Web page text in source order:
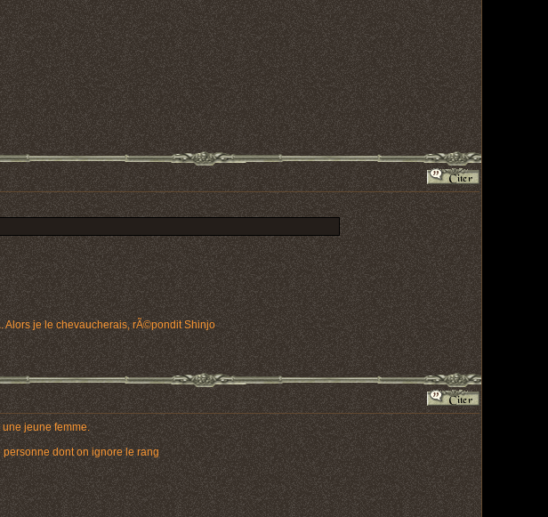
Alors je le chevaucherais, rÃ©pondit Shinjo
jeune femme.
dont on ignore le rang